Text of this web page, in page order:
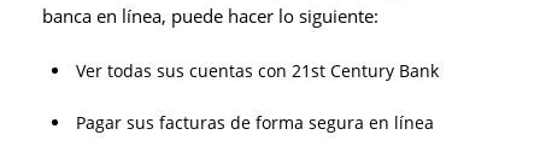
banca en línea, puede hacer lo siguiente:
Ver todas sus cuentas con 21st Century Bank
Pagar sus facturas de forma segura en línea